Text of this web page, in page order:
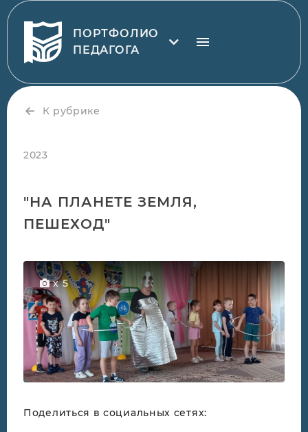
ПОРТФОЛИО
ПЕДАГОГА
К рубрике
2023
"НА ПЛАНЕТЕ ЗЕМЛЯ,
ПЕШЕХОД"
x 5
Поделиться в социальных сетях: